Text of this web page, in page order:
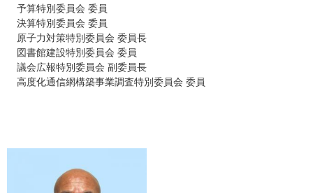
予算特別委員会 委員
決算特別委員会 委員
原子力対策特別委員会 委員長
図書館建設特別委員会 委員
議会広報特別委員会 副委員長
高度化通信網構築事業調査特別委員会 委員